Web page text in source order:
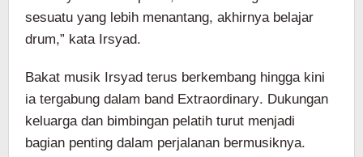
sesuatu yang lebih menantang, akhirnya belajar
drum,” kata Irsyad.
Bakat musik Irsyad terus berkembang hingga kini
ia tergabung dalam band Extraordinary. Dukungan
keluarga dan bimbingan pelatih turut menjadi
bagian penting dalam perjalanan bermusiknya.